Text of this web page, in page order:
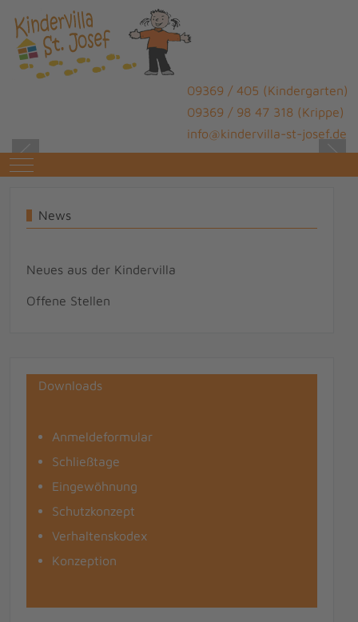
09369 / 405 (Kindergarten)
09369 / 98 47 318 (Krippe)
info@kindervilla-st-josef.de
Mobile Menu Toggle
News
Neues aus der Kindervilla
Offene Stellen
Downloads
Anmeldeformular
Schließtage
Eingewöhnung
Schutzkonzept
Verhaltenskodex
Konzeption